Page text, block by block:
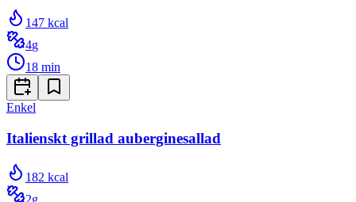
147 kcal
4g
18 min
Enkel
Italienskt grillad auberginesallad
182 kcal
2g